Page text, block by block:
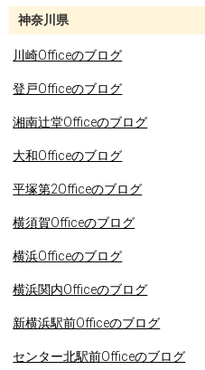
神奈川県
川崎Officeのブログ
登戸Officeのブログ
湘南辻堂Officeのブログ
大和Officeのブログ
平塚第2Officeのブログ
横須賀Officeのブログ
横浜Officeのブログ
横浜関内Officeのブログ
新横浜駅前Officeのブログ
センター北駅前Officeのブログ